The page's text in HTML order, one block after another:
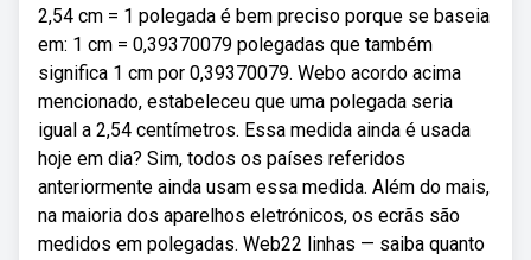
2,54 cm = 1 polegada é bem preciso porque se baseia
em: 1 cm = 0,39370079 polegadas que também
significa 1 cm por 0,39370079. Webo acordo acima
mencionado, estabeleceu que uma polegada seria
igual a 2,54 centímetros. Essa medida ainda é usada
hoje em dia? Sim, todos os países referidos
anteriormente ainda usam essa medida. Além do mais,
na maioria dos aparelhos eletrónicos, os ecrãs são
medidos em polegadas. Web22 linhas — saiba quanto